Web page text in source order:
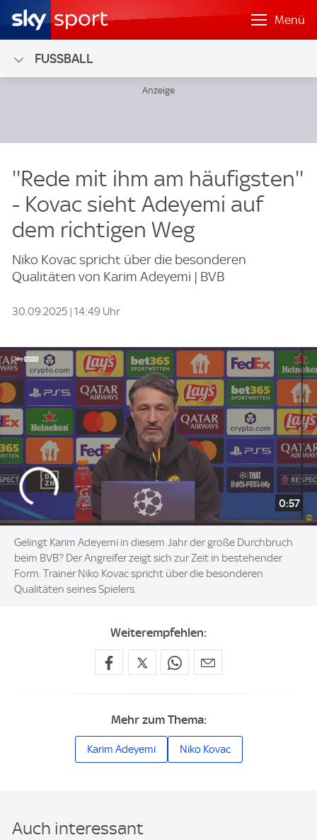
Menü
FUSSBALL
''Rede mit ihm am häufigsten''
- Kovac sieht Adeyemi auf
dem richtigen Weg
Niko Kovac spricht über die besonderen
Qualitäten von Karim Adeyemi | BVB
30.09.2025 | 14:49 Uhr
0:57
Gelingt Karim Adeyemi in diesem Jahr der große Durchbruch
beim BVB? Der Angreifer zeigt sich zur Zeit in bestehender
Form. Trainer Niko Kovac spricht über die besonderen
Qualitäten seines Spielers.
Weiterempfehlen:
Mehr zum Thema:
Karim Adeyemi Niko Kovac
Auch interessant